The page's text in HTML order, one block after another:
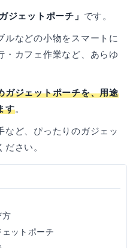
ガジェットポーチ」 です。
ルなどの小物をスマートに
・カフェ作業など、あらゆ
ガジェットポーチを、用途
す。
など、ぴったりのガジェッ
さい。
方
ェットポーチ